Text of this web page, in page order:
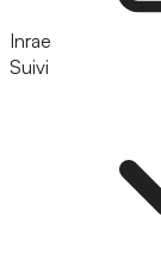
Inrae
Suivi